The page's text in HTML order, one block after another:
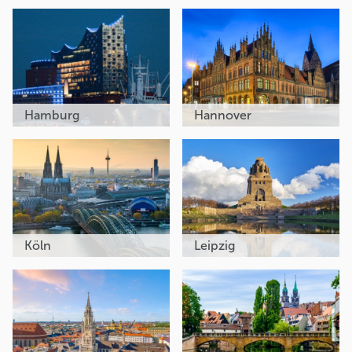
Hamburg Hannover
Köln Leipzig